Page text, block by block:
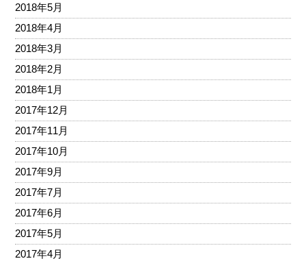
2018年5月
2018年4月
2018年3月
2018年2月
2018年1月
2017年12月
2017年11月
2017年10月
2017年9月
2017年7月
2017年6月
2017年5月
2017年4月